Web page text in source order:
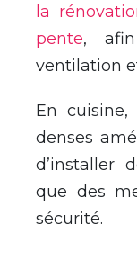
la
pente,
ventilation
En
denses
d’installer
que des
sécurité.